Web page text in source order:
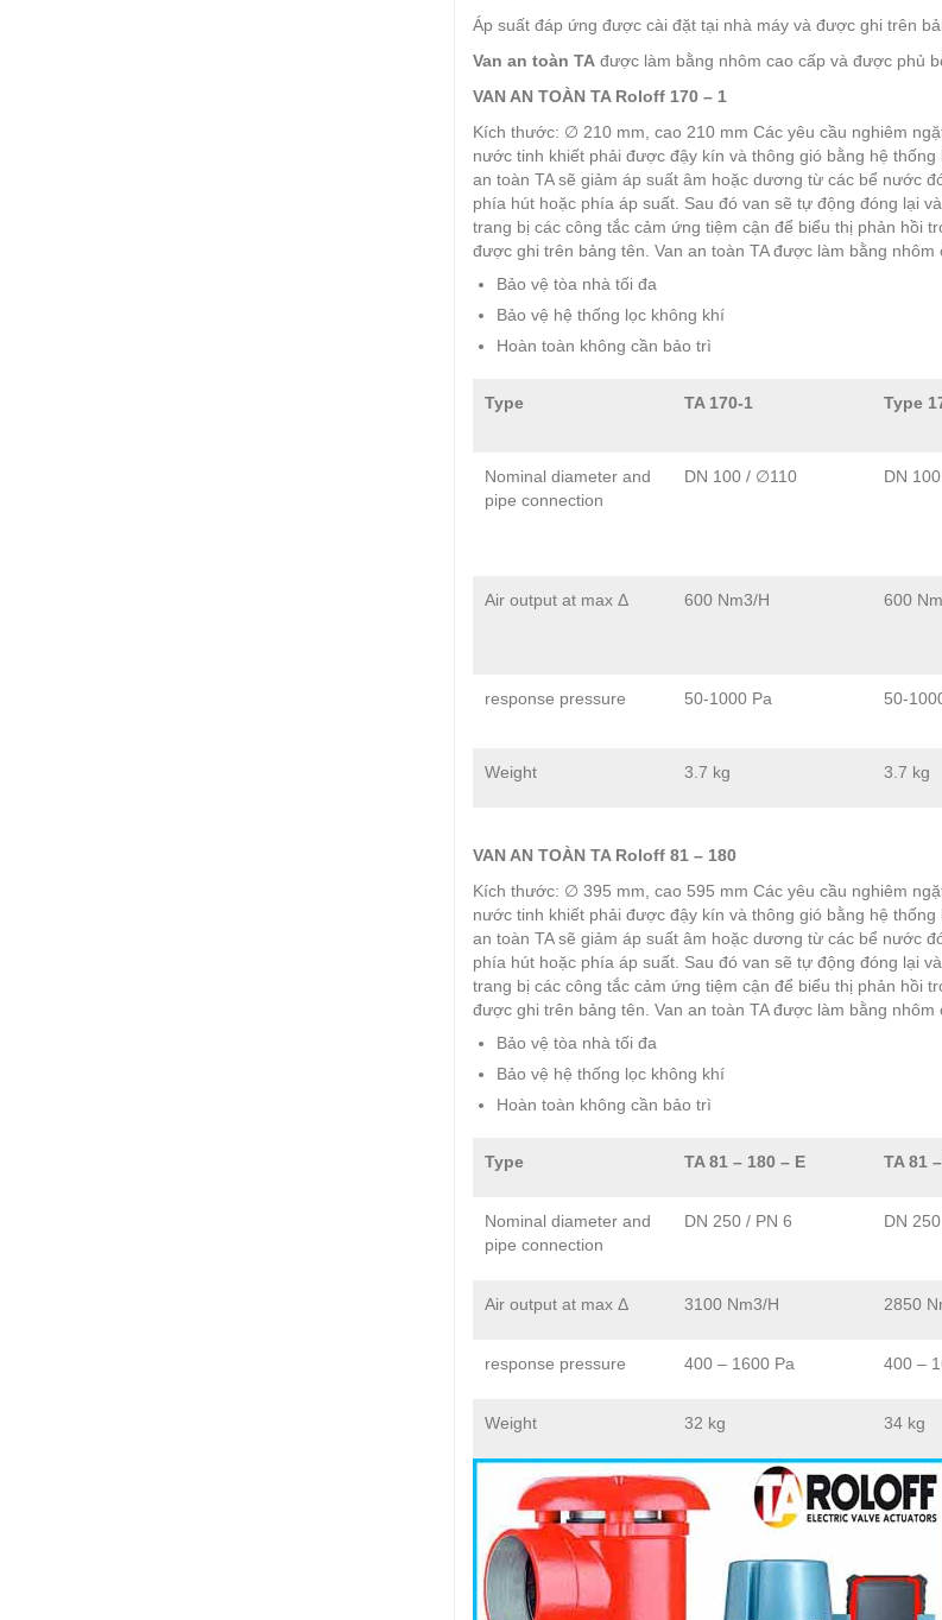
Áp suất đáp ứng được cài đặt tại nhà máy và được ghi trên
Van an toàn TA được làm bằng nhôm cao cấp và được phủ
VAN AN TOÀN TA Roloff 170 – 1
Kích thước: ∅ 210 mm, cao 210 mm Các yêu cầu nghiêm
nước tinh khiết phải được đậy kín và thông gió bằng hệ
an toàn TA sẽ giảm áp suất âm hoặc dương từ các bể nước
phía hút hoặc phía áp suất. Sau đó van sẽ tự động đóng lại
trang bị các công tắc cảm ứng tiệm cận để biểu thị phản hồi
được ghi trên bảng tên. Van an toàn TA được làm bằng
Bảo vệ tòa nhà tối đa
Bảo vệ hệ thống lọc không khí
Hoàn toàn không cần bảo trì
Type TA 170-1 Type
Nominal diameter and
pipe connection
DN 100 / ∅110 DN
Air output at max Δ 600 Nm3/H 600
response pressure 50-1000 Pa 50-
Weight 3.7 kg 3.7 kg
VAN AN TOÀN TA Roloff 81 – 180
Kích thước: ∅ 395 mm, cao 595 mm Các yêu cầu nghiêm
nước tinh khiết phải được đậy kín và thông gió bằng hệ
an toàn TA sẽ giảm áp suất âm hoặc dương từ các bể nước
phía hút hoặc phía áp suất. Sau đó van sẽ tự động đóng lại
trang bị các công tắc cảm ứng tiệm cận để biểu thị phản hồi
được ghi trên bảng tên. Van an toàn TA được làm bằng
Bảo vệ tòa nhà tối đa
Bảo vệ hệ thống lọc không khí
Hoàn toàn không cần bảo trì
Type TA 81 – 180 – E TA 81
Nominal diameter and
pipe connection
DN 250 / PN 6 DN
Air output at max Δ 3100 Nm3/H 2850
response pressure 400 – 1600 Pa 400 –
Weight 32 kg 34 kg